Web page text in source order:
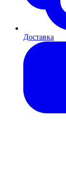
Доставка